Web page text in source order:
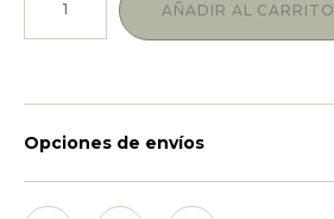
AÑADIR AL CARRITO
Opciones de envíos